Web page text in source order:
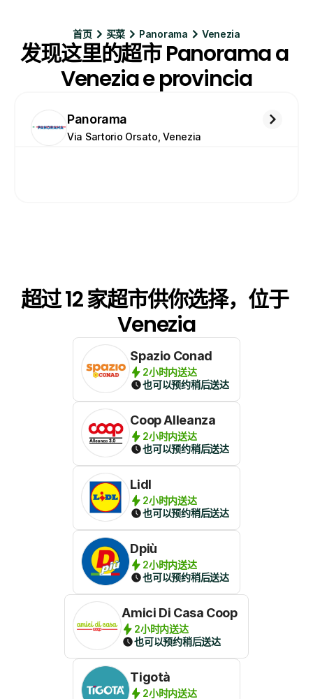
首页 买菜 Panorama Venezia
发现这里的超市 Panorama a
Venezia e provincia
Panorama
Via Sartorio Orsato, Venezia
超过 12 家超市供你选择，位于
Venezia
Spazio Conad
2小时内送达
也可以预约稍后送达
Coop Alleanza
2小时内送达
也可以预约稍后送达
Lidl
2小时内送达
也可以预约稍后送达
Dpiù
2小时内送达
也可以预约稍后送达
Amici Di Casa Coop
2小时内送达
也可以预约稍后送达
Tigotà
2小时内送达